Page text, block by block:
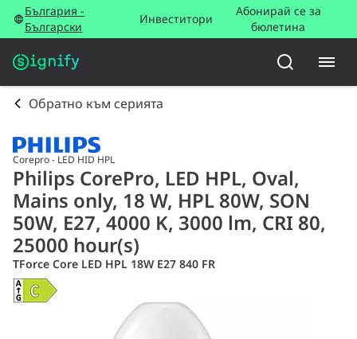
България -
Български
Инвеститори
Абонирай се за
бюлетина
Обратно към серията
Corepro - LED HID HPL
Philips CorePro, LED HPL, Oval,
Mains only, 18 W, HPL 80W, SON
50W, E27, 4000 K, 3000 lm, CRI 80,
25000 hour(s)
TForce Core LED HPL 18W E27 840 FR